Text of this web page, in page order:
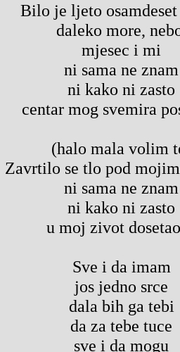
Bilo je ljeto
daleko more,
mjesec i mi
ni sama ne znam
ni kako ni zasto
centar mog svemira
(halo mala volim
Zavrtilo se tlo pod
ni sama ne znam
ni kako ni zasto
u moj zivot
Sve i da imam
jos jedno srce
dala bih ga tebi
da za tebe tuce
sve i da mogu